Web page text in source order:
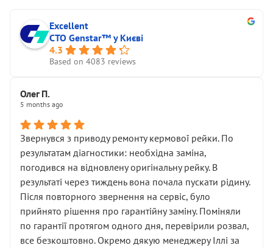
Excellent
СТО Genstar™ у Києві
4.3
Based on 4083 reviews
Олег П.
5 months ago
Звернувся з приводу ремонту кермової рейки. По
результатам діагностики: необхідна заміна,
погодився на відновлену оригінальну рейку. В
результаті через тиждень вона почала пускати рідину.
Після повторного звернення на сервіс, було
прийнято рішення про гарантійну заміну. Поміняли
по гарантії протягом одного дня, перевірили розвал,
все безкоштовно. Окремо дякую менеджеру Іллі за